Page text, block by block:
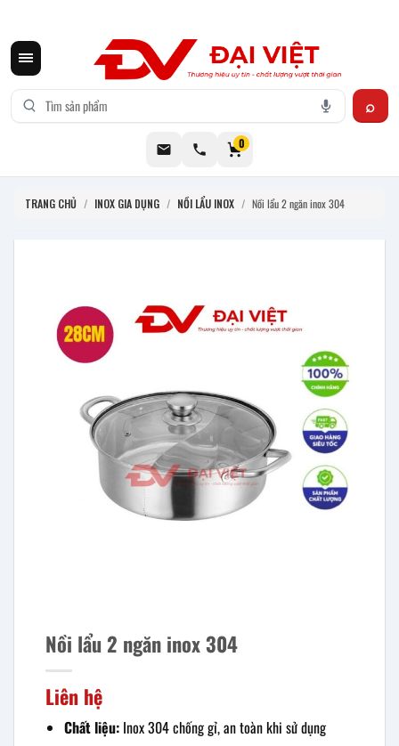
0
TRANG CHỦ / INOX GIA DỤNG / NỒI LẨU INOX / Nồi lẩu 2 ngăn inox 304
Nồi lẩu 2 ngăn inox 304
Liên hệ
Chất liệu:Inox 304 chống gỉ, an toàn khi sử dụng